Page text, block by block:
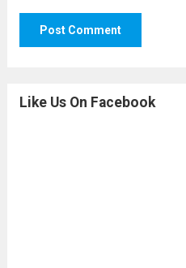
Like Us On Facebook